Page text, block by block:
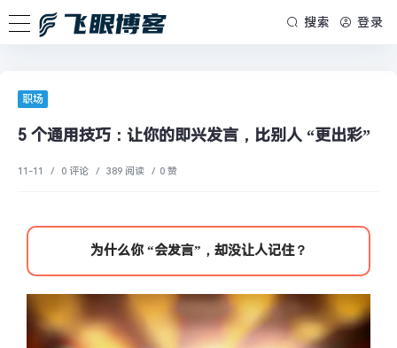
搜索 登录
职场
5 个通用技巧：让你的即兴发言，比别人 “更出彩”
11-11 / 0 评论 / 389 阅读 / 0 赞
为什么你 “会发言”，却没让人记住？